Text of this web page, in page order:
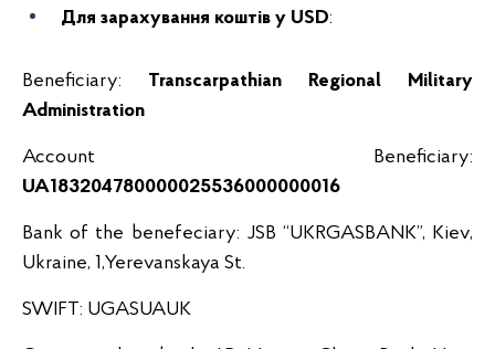
Для зарахування коштів у USD:
Beneficiary: Transcarpathian Regional Military
Administration
Account Beneficiary:
UA183204780000025536000000016
Bank of the benefeciary: JSB “UKRGASBANK”, Kiev,
Ukraine, 1,Yerevanskaya St.
SWIFT: UGASUAUK